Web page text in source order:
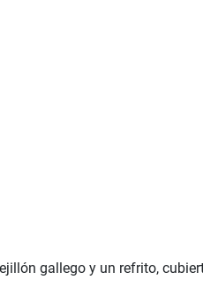
gallego y un refrito,